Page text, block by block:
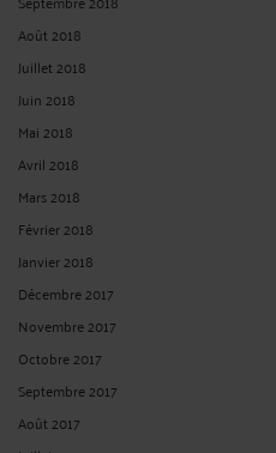
Août 2018
Juillet 2018
Juin 2018
Mai 2018
Avril 2018
Mars 2018
Février 2018
Janvier 2018
Décembre 2017
Novembre 2017
Octobre 2017
Septembre 2017
Août 2017